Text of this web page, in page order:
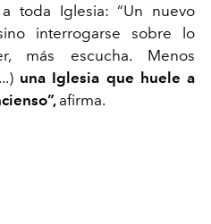
toda Iglesia: “Un nuevo
interrogarse sobre lo
más escucha. Menos
una Iglesia que huele a
afirma.